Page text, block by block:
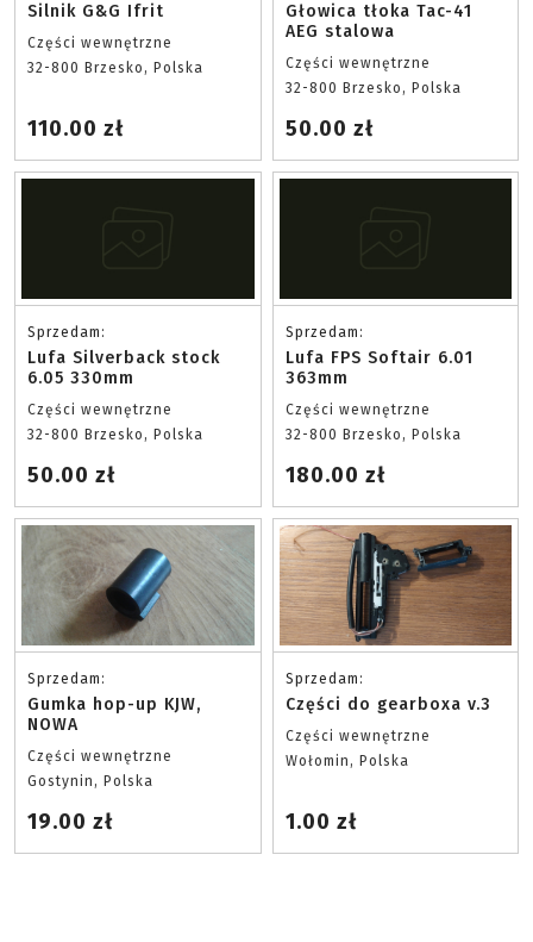
Silnik G&G Ifrit
Części wewnętrzne
32-800 Brzesko, Polska
110.00 zł
Głowica tłoka Tac-41
AEG stalowa
Części wewnętrzne
32-800 Brzesko, Polska
50.00 zł
Sprzedam:
Lufa Silverback stock
6.05 330mm
Części wewnętrzne
32-800 Brzesko, Polska
50.00 zł
Sprzedam:
Lufa FPS Softair 6.01
363mm
Części wewnętrzne
32-800 Brzesko, Polska
180.00 zł
Sprzedam:
Gumka hop-up KJW,
NOWA
Części wewnętrzne
Gostynin, Polska
19.00 zł
Sprzedam:
Części do gearboxa v.3
Części wewnętrzne
Wołomin, Polska
1.00 zł